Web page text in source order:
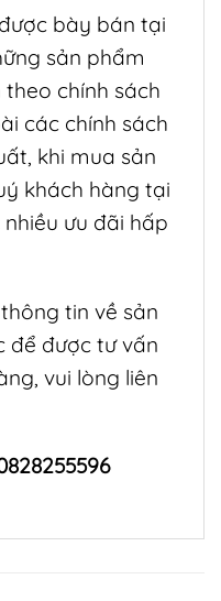
bày bán tại
sản phẩm
chính sách
các chính sách
khi mua sản
khách hàng tại
ưu đãi hấp
tin về sản
để được tư vấn
vui lòng liên